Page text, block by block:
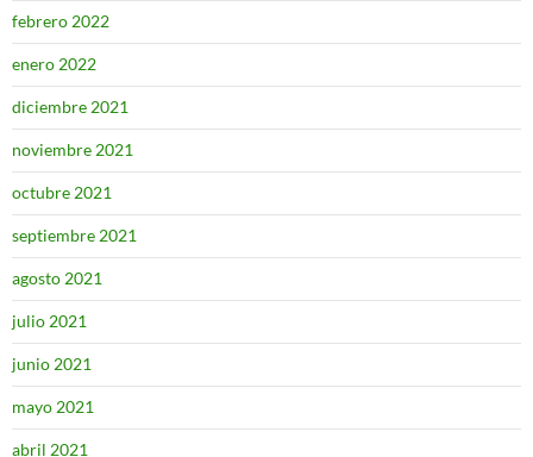
febrero 2022
enero 2022
diciembre 2021
noviembre 2021
octubre 2021
septiembre 2021
agosto 2021
julio 2021
junio 2021
mayo 2021
abril 2021